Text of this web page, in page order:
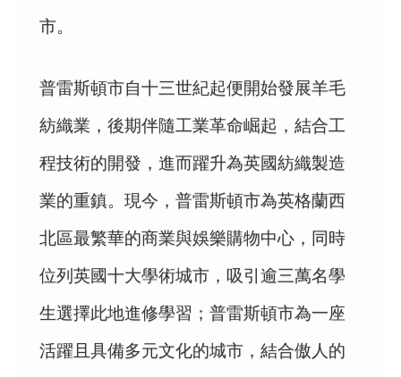
市。
普雷斯頓市自十三世紀起便開始發展羊毛
紡織業，後期伴隨工業革命崛起，結合工
程技術的開發，進而躍升為英國紡織製造
業的重鎮。現今，普雷斯頓市為英格蘭西
北區最繁華的商業與娛樂購物中心，同時
位列英國十大學術城市，吸引逾三萬名學
生選擇此地進修學習；普雷斯頓市為一座
活躍且具備多元文化的城市，結合傲人的